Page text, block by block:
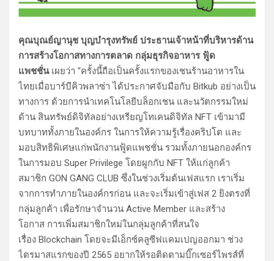
คุณบุณย์ญานุช บุญบำรุงทรัพย์ ประธานเจ้าหน้าที่บริหารด้าน
การสร้างโอกาสทางการตลาด กลุ่มธุรกิจอาหาร ฟู้ด
แพชชั่นเผยว่า “ครั้งนี้ถือเป็นครั้งแรกของเชนร้านอาหารใน
ไทยเมื่อบาร์บีคิวพลาซ่า ได้ประกาศจับมือกับ Bitkub อย่างเป็น
ทางการ ด้วยการนำเทคโนโลยีบล็อกเชน และนวัตกรรมใหม่
ด้าน สินทรัพย์ดิจิทัลอย่างเหรียญโทเคนดิจิทัล NFT เข้ามามี
บทบาททั้งภายในองค์กร ในการให้ความรู้เรื่องคริปโต และ
มอบสิทธิพิเศษแก่พนักงานฟู้ดแพชชั่น รวมทั้งภายนอกองค์กร
ในการมอบ Super Privilege โดยผูกกับ NFT ให้แก่ลูกค้า
สมาชิก GON GANG CLUB ซึ่งในช่วงเริ่มต้นเฟสแรก เราเริ่ม
จากการทำภายในองค์กรก่อน และจะเริ่มเข้าสู่เฟส 2 ยิงตรงที่
กลุ่มลูกค้า เพื่อรักษาจำนวน Active Member และสร้าง
โอกาส การเพิ่มสมาชิกใหม่ในกลุ่มลูกค้าที่สนใจ
เรื่อง Blockchain โดยจะมีเอ็กซ์คลูซีฟแคมเปญออกมา ช่วง
ไตรมาสแรกของปี 2565 อยากให้รอติดตามบิ๊กเซอร์ไพรส์ที่